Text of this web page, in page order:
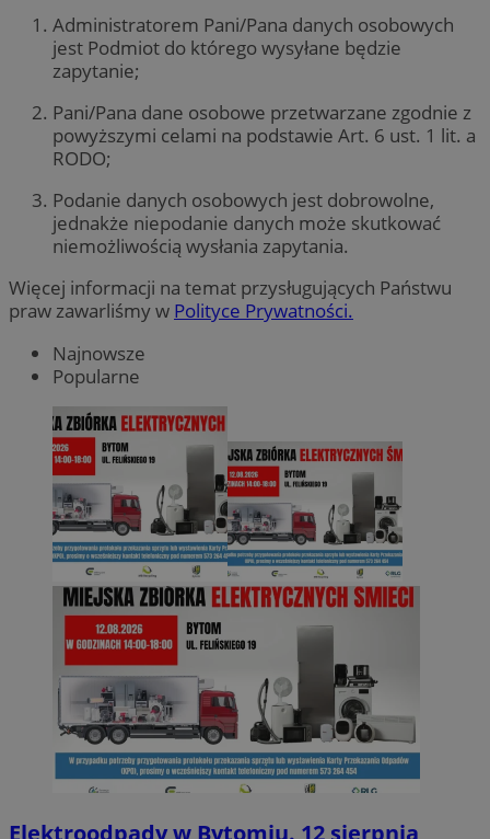
Administratorem Pani/Pana danych osobowych
jest Podmiot do którego wysyłane będzie
zapytanie;
Pani/Pana dane osobowe przetwarzane zgodnie z
powyższymi celami na podstawie Art. 6 ust. 1 lit. a
RODO;
Podanie danych osobowych jest dobrowolne,
jednakże niepodanie danych może skutkować
niemożliwością wysłania zapytania.
Więcej informacji na temat przysługujących Państwu
praw zawarliśmy w Polityce Prywatności.
Najnowsze
Popularne
Elektroodpady w Bytomiu. 12 sierpnia